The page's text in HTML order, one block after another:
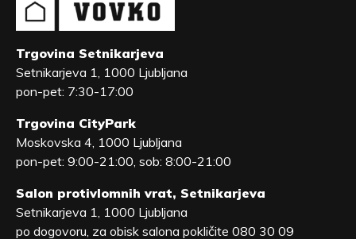
Trgovina Setnikarjeva
Setnikarjeva 1, 1000 Ljubljana
pon-pet: 7:30-17:00
Trgovina CityPark
Moskovska 4, 1000 Ljubljana
pon-pet: 9:00-21:00, sob: 8:00-21:00
Salon protivlomnih vrat, Setnikarjeva
Setnikarjeva 1, 1000 Ljubljana
po dogovoru, za obisk salona pokličite 080 30 09